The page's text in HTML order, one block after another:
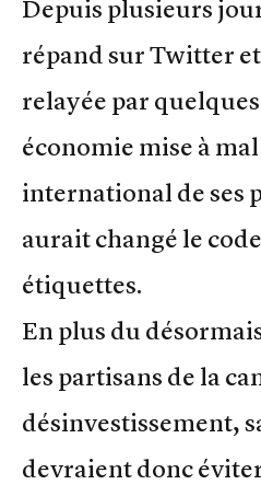
Depuis plusieurs
répand sur Twitter
relayée par
économie mise à
international de ses
aurait changé le
étiquettes.
En plus du
les partisans de la
désinvestissement,
devraient donc